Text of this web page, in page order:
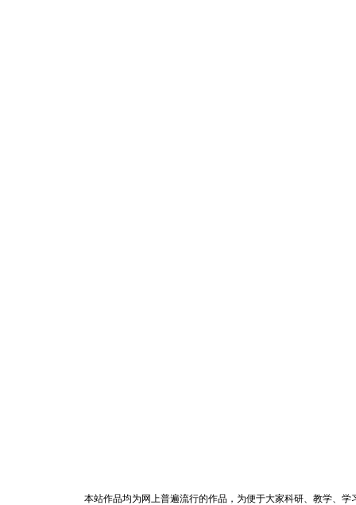
本站作品均为网上普遍流行的作品，为便于大家科研、教学、